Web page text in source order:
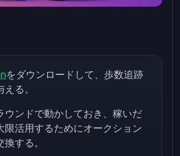
をダウンロードして、歩数追跡
る。
ウンドで動かしておき、稼いだ
限活用するためにオークション
する。